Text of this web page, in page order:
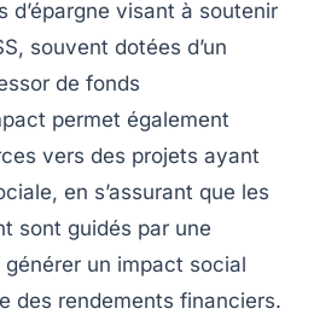
d’épargne visant à soutenir
souvent dotées d’un
de fonds
permet également
vers des projets ayant
en s’assurant que les
sont guidés par une
un impact social
des rendements financiers.